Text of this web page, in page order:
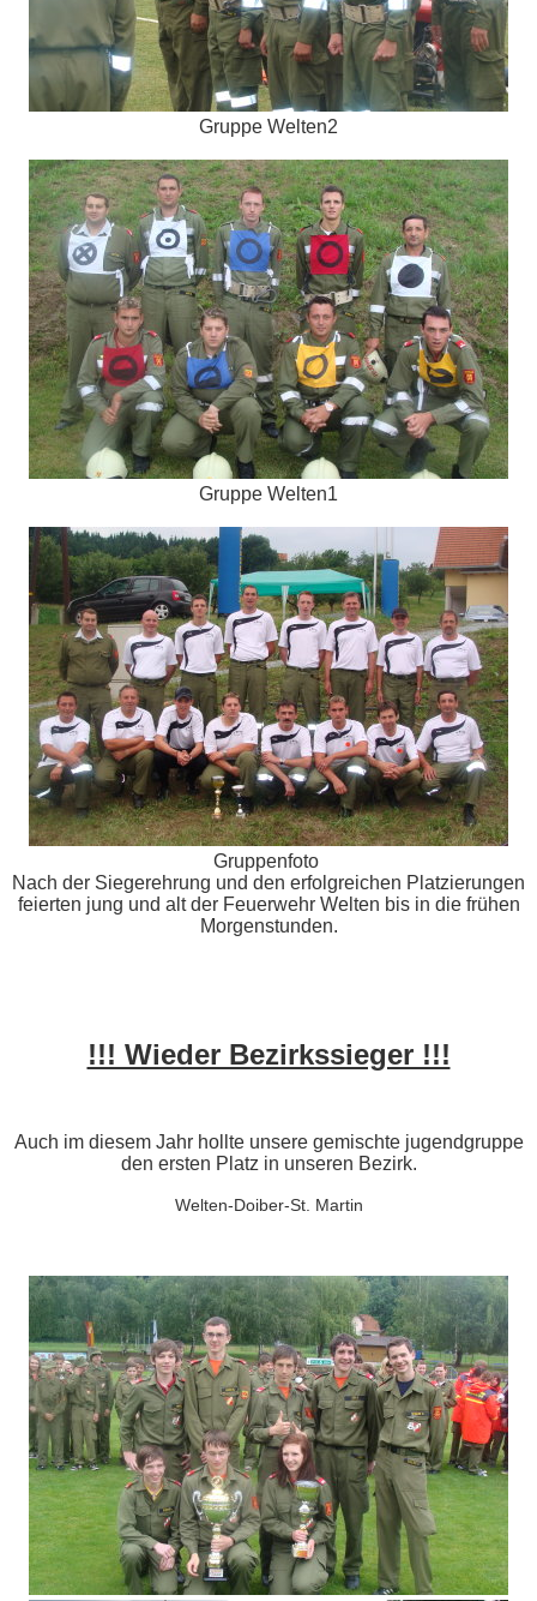
Gruppe Welten2
Gruppe Welten1
Gruppenfoto
Nach der Siegerehrung und den erfolgreichen Platzierungen
feierten jung und alt der Feuerwehr Welten bis in die frühen
Morgenstunden.
!!! Wieder Bezirkssieger !!!
Auch im diesem Jahr hollte unsere gemischte jugendgruppe
den ersten Platz in unseren Bezirk.
Welten-Doiber-St. Martin